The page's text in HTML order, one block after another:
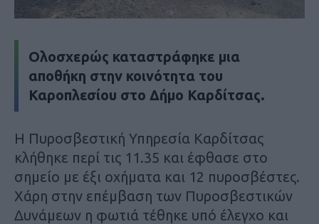
Ολοσχερώς καταστράφηκε μια
αποθήκη στην κοινότητα του
Καροπλεσίου στο Δήμο Καρδίτσας.
Η Πυροσβεστική Υπηρεσία Καρδίτσας
κλήθηκε περί τις 11.35 και έφθασε στο
σημείο με έξι οχήματα και 12 πυροσβέστες.
Χάρη στην επέμβαση των Πυροσβεστικών
Δυνάμεων η φωτιά τέθηκε υπό έλεγχο και